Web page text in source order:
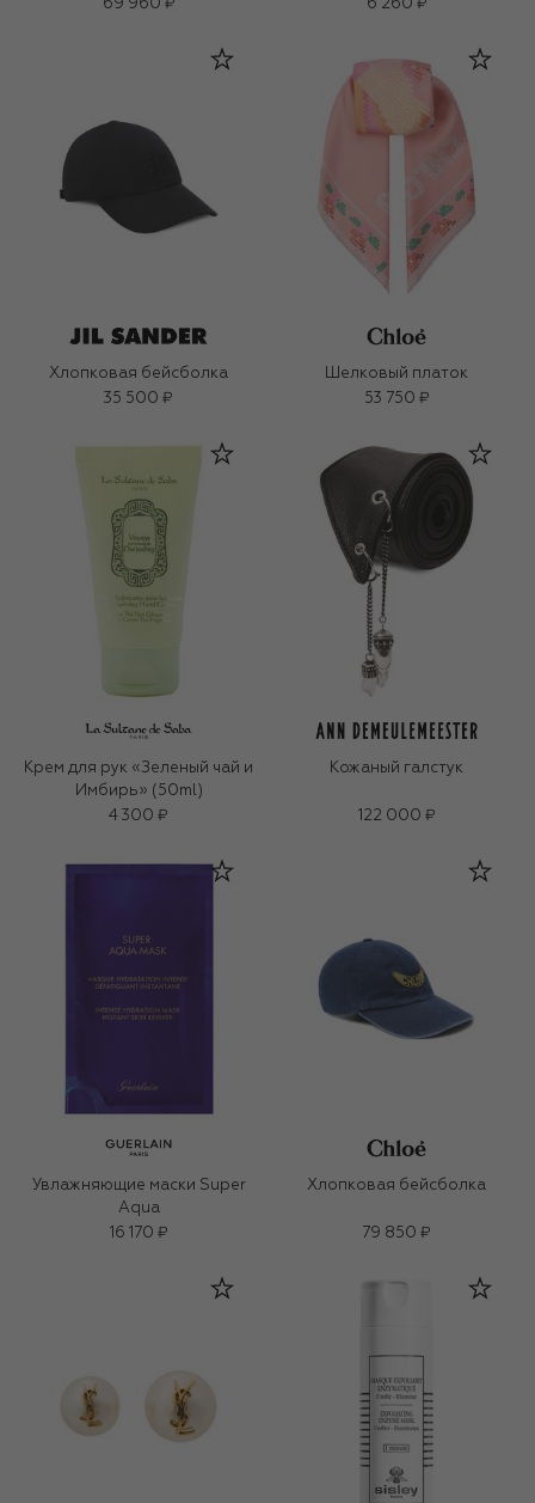
69 960 ₽ 6 260 ₽
Хлопковая бейсболка
35 500 ₽
Шелковый платок
53 750 ₽
Крем для рук «Зеленый чай и
Имбирь» (50ml)
4 300 ₽
Кожаный галстук
122 000 ₽
Увлажняющие маски Super
Aqua
16 170 ₽
Хлопковая бейсболка
79 850 ₽